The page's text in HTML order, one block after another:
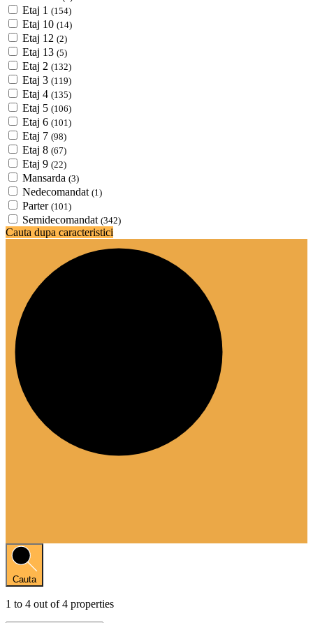
Etaj 1 (154)
Etaj 10 (14)
Etaj 12 (2)
Etaj 13 (5)
Etaj 2 (132)
Etaj 3 (119)
Etaj 4 (135)
Etaj 5 (106)
Etaj 6 (101)
Etaj 7 (98)
Etaj 8 (67)
Etaj 9 (22)
Mansarda (3)
Nedecomandat (1)
Parter (101)
Semidecomandat (342)
Cauta dupa caracteristici
Cauta
1 to 4 out of4 properties